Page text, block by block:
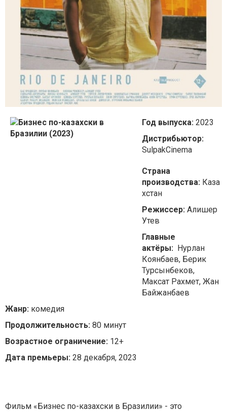
Год выпуска: 2023
Дистрибьютор:
SulpakCinema
Страна
производства: Каза
хстан
Режиссер: Алишер
Утев
Главные
актёры: Нурлан
Коянбаев, Берик
Турсынбеков,
Максат Рахмет, Жан
Байжанбаев
Жанр: комедия
Продолжительность: 80 минут
Возрастное ограничение: 12+
Дата премьеры: 28 декабря, 2023
Фильм «Бизнес по-казахски в Бразилии» - это